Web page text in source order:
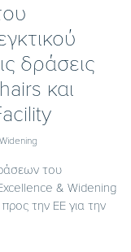
δράσεις
και
του
& Widening
την ΕΕ για την